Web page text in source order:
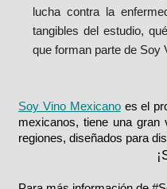
lucha contra la
tangibles del estudio,
que forman parte de Soy
Soy Vino Mexicanoes el
mexicanos, tiene una gran
regiones, diseñados para